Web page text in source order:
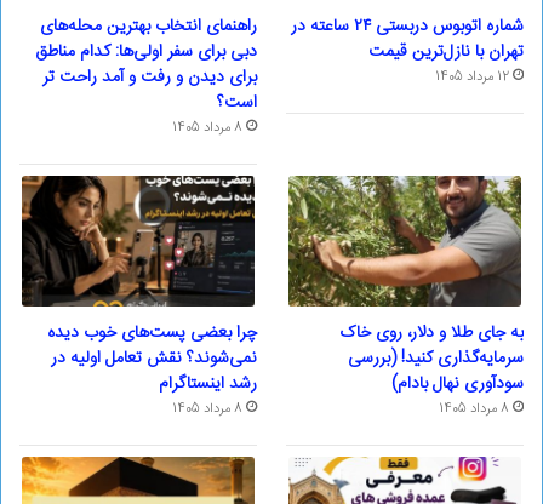
شماره اتوبوس دربستی ۲۴ ساعته در
تهران با نازل‌ترین قیمت
12 مرداد 1405
راهنمای انتخاب بهترین محله‌های
دبی برای سفر اولی‌ها: کدام مناطق
برای دیدن و رفت و آمد راحت تر
است؟
8 مرداد 1405
به جای طلا و دلار، روی خاک
سرمایه‌گذاری کنید! (بررسی
سودآوری نهال بادام)
8 مرداد 1405
چرا بعضی پست‌های خوب دیده
نمی‌شوند؟ نقش تعامل اولیه در
رشد اینستاگرام
8 مرداد 1405